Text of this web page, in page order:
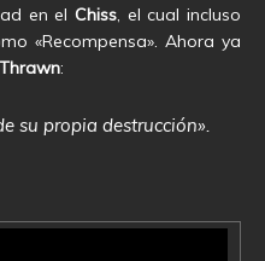
en el Chiss, el cual incluso
«Recompensa». Ahora ya
Thrawn:
su propia destrucción»